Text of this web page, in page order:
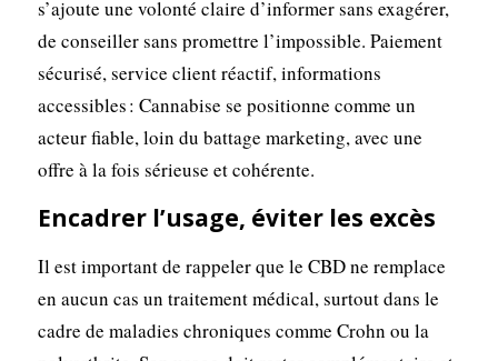
s’ajoute une volonté claire d’informer sans exagérer,
de conseiller sans promettre l’impossible. Paiement
sécurisé, service client réactif, informations
accessibles : Cannabise se positionne comme un
acteur fiable, loin du battage marketing, avec une
offre à la fois sérieuse et cohérente.
Encadrer l’usage, éviter les excès
Il est important de rappeler que le CBD ne remplace
en aucun cas un traitement médical, surtout dans le
cadre de maladies chroniques comme Crohn ou la